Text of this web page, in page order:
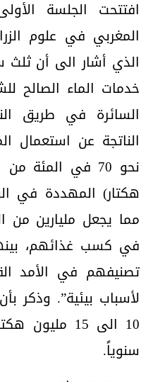
افتتحت الجلسة
المغربي في علوم
الذي أشار الى أن
خدمات الماء الصالح
السائرة في طريق
الناتجة عن استعمال
هكتار) المهددة في
مما يجعل مليارين
تصنيفهم في الأمد
لأسباب بيئية”. وذكر
10 الى 15
سنوياً.